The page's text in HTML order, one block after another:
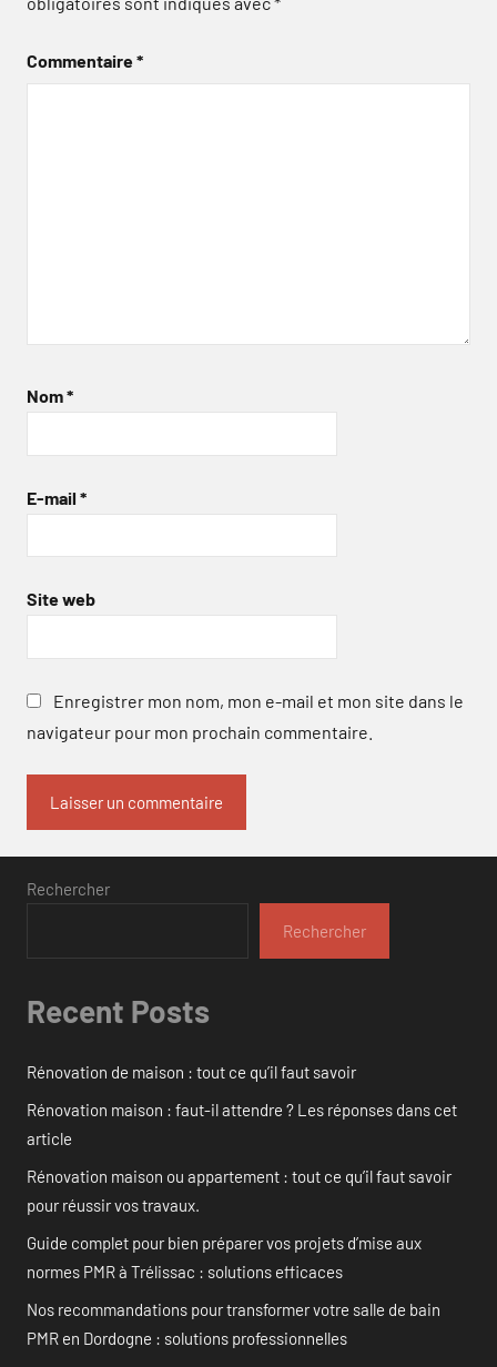
Commentaire*
Nom*
E-mail *
Site web
Enregistrer mon nom, mon e-mail et mon site dans le
navigateur pour mon prochain commentaire.
Rechercher
Rechercher
Recent Posts
Rénovation de maison : tout ce qu’il faut savoir
Rénovation maison : faut-il attendre ? Les réponses dans cet
article
Rénovation maison ou appartement : tout ce qu’il faut savoir
pour réussir vos travaux.
Guide complet pour bien préparer vos projets d’mise aux
normes PMR à Trélissac : solutions efficaces
Nos recommandations pour transformer votre salle de bain
PMR en Dordogne : solutions professionnelles